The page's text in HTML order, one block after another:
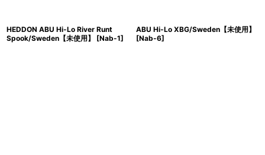
HEDDON ABU Hi-Lo River Runt
Spook/Sweden【未使用】
[Nab-1]
ABU Hi-Lo XBG/Sweden【未使用】
[Nab-6]